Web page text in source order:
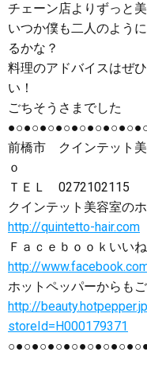
チェーン店よりずっと
いつか僕も二人のよう
るかな？
料理のアドバイスはぜ
い！
ごちそうさまでした
前橋市 クインテット
ｏ
ＴＥＬ 0272102115
クインテット美容室の
http://quintetto-hair.com
Ｆａｃｅｂｏｏｋいい
http://
ホットペッパーからも
http://
storeId=H000179371